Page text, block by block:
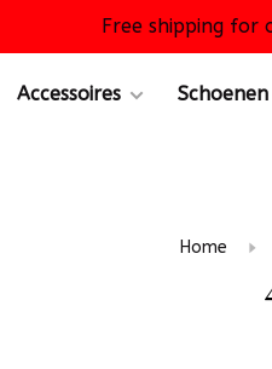
Free shipping for
Accessoires Schoenen
Home